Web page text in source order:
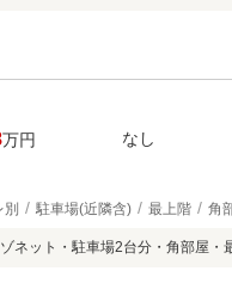
万円 なし
駐車場(近隣含) 最上階 角
ネット・駐車場2台分・角部屋・